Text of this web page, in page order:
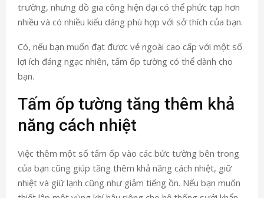
trường, nhưng đồ gia công hiện đại có thể phức tạp hơn
nhiều và có nhiều kiểu dáng phù hợp với sở thích của bạn.
Có, nếu bạn muốn đạt được vẻ ngoài cao cấp với một số
lợi ích đáng ngạc nhiên, tấm ốp tường có thể dành cho
bạn.
Tấm ốp tường tăng thêm khả
năng cách nhiệt
Việc thêm một số tấm ốp vào các bức tường bên trong
của bạn cũng giúp tăng thêm khả năng cách nhiệt, giữ
nhiệt và giữ lạnh cũng như giảm tiếng ồn. Nếu bạn muốn